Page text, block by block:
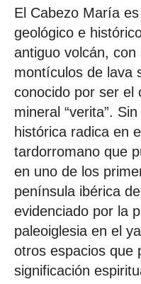
El Cabezo María
geológico e
antiguo volcán,
montículos de lava
conocido por ser el
mineral “verita”.
histórica radica en
tardorromano que
en uno de los
península ibérica
evidenciado por la
paleoiglesia en el
otros espacios que
significación